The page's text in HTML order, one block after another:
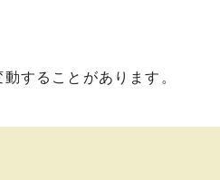
することがあります。